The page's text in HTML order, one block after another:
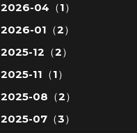
2026-04（1）
2026-01（2）
2025-12（2）
2025-11（1）
2025-08（2）
2025-07（3）